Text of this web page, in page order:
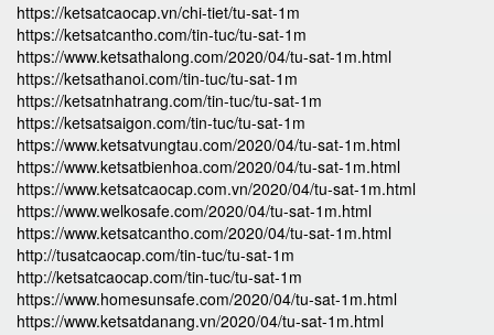
https://ketsatcaocap.vn/chi-tiet/tu-sat-1m
https://ketsatcantho.com/tin-tuc/tu-sat-1m
https://www.ketsathalong.com/2020/04/tu-sat-1m.html
https://ketsathanoi.com/tin-tuc/tu-sat-1m
https://ketsatnhatrang.com/tin-tuc/tu-sat-1m
https://ketsatsaigon.com/tin-tuc/tu-sat-1m
https://www.ketsatvungtau.com/2020/04/tu-sat-1m.html
https://www.ketsatbienhoa.com/2020/04/tu-sat-1m.html
https://www.ketsatcaocap.com.vn/2020/04/tu-sat-1m.html
https://www.welkosafe.com/2020/04/tu-sat-1m.html
https://www.ketsatcantho.com/2020/04/tu-sat-1m.html
http://tusatcaocap.com/tin-tuc/tu-sat-1m
http://ketsatcaocap.com/tin-tuc/tu-sat-1m
https://www.homesunsafe.com/2020/04/tu-sat-1m.html
https://www.ketsatdanang.vn/2020/04/tu-sat-1m.html